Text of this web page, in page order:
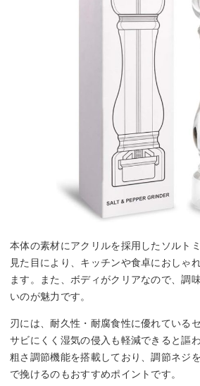
本体の素材にアクリルを採用したソルト
見た目により、キッチンや食卓におしゃ
ます。また、ボディがクリアなので、調
いのが魅力です。
刃には、耐久性・耐腐食性に優れている
サビにくく湿気の侵入も軽減できると謳
粗さ調節機能を搭載しており、調節ネジ
で挽けるのもおすすめポイントです。